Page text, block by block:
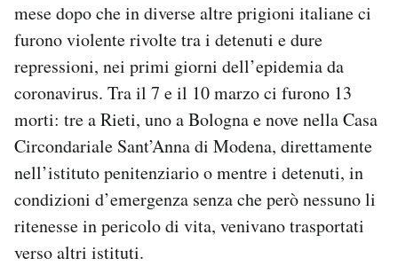
Esci
mese dopo che in diverse altre prigioni italiane ci
furono violente rivolte tra i detenuti e dure
repressioni, nei primi giorni dell’epidemia da
coronavirus. Tra il 7 e il 10 marzo ci furono 13
morti: tre a Rieti, uno a Bologna e nove nella Casa
Circondariale Sant’Anna di Modena, direttamente
nell’istituto penitenziario o mentre i detenuti, in
condizioni d’emergenza senza che però nessuno li
ritenesse in pericolo di vita, venivano trasportati
verso altri istituti.